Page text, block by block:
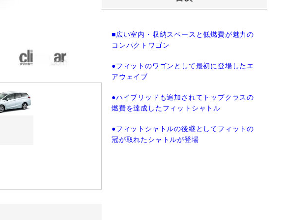
■広い室内・収納スペースと低燃費が魅力の
コンパクトワゴン
●フィットのワゴンとして最初に登場したエ
アウェイブ
●ハイブリッドも追加されてトップクラスの
燃費を達成したフィットシャトル
●フィットシャトルの後継としてフィットの
冠が取れたシャトルが登場